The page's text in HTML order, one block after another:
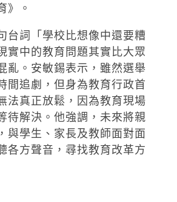
》。
台詞「學校比想像中還要糟
實中的教育問題其實比大眾
亂。安敏錫表示，雖然選舉
間追劇，但身為教育行政首
法真正放鬆，因為教育現場
待解決。他強調，未來將親
與學生、家長及教師面對面
各方聲音，尋找教育改革方